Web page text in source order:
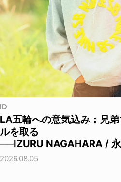
ID
LA五輪への意気込み：兄
ルを取る
──IZURU NAGAHARA /
2026.08.05